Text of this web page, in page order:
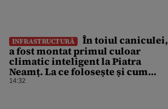
INFRASTRUCTURĂ
În toiul caniculei,
a fost montat primul culoar
climatic inteligent la Piatra
Neamț. La ce folosește și cum
arată
14:32